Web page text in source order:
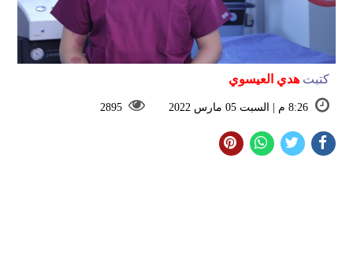
كتبت هدي العيسوي
8:26 م | السبت 05 مارس 2022 2895